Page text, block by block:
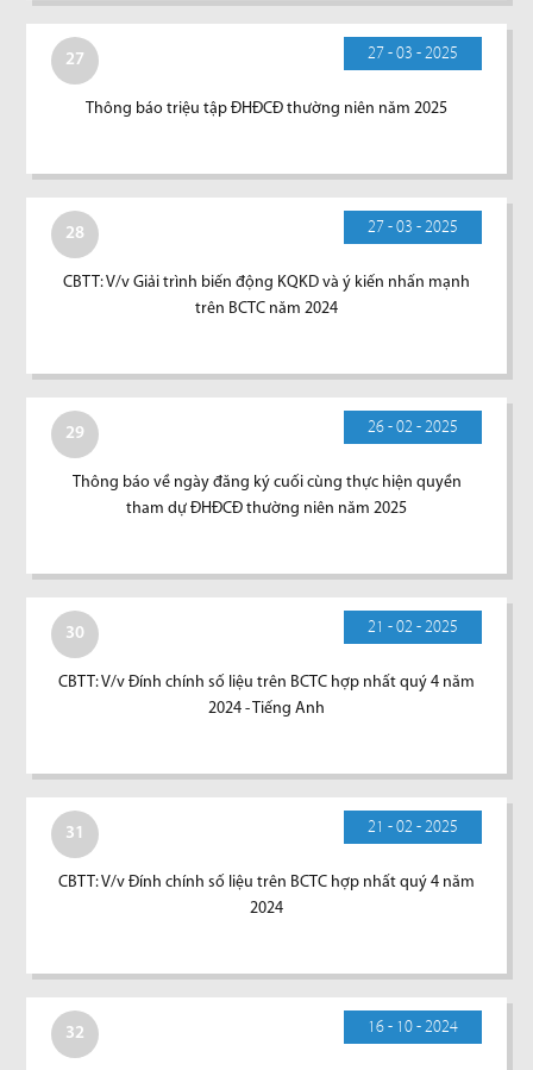
27 27 - 03 - 2025
Thông báo triệu tập ĐHĐCĐ thường niên năm 2025
28 27 - 03 - 2025
CBTT: V/v Giải trình biến động KQKD và ý kiến nhấn mạnh
trên BCTC năm 2024
29 26 - 02 - 2025
Thông báo về ngày đăng ký cuối cùng thực hiện quyền
tham dự ĐHĐCĐ thường niên năm 2025
30 21 - 02 - 2025
CBTT: V/v Đính chính số liệu trên BCTC hợp nhất quý 4 năm
2024 - Tiếng Anh
31 21 - 02 - 2025
CBTT: V/v Đính chính số liệu trên BCTC hợp nhất quý 4 năm
2024
32 16 - 10 - 2024